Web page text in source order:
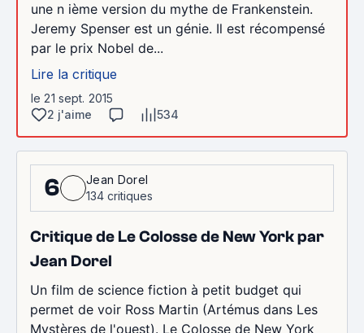
une n ième version du mythe de Frankenstein.
Jeremy Spenser est un génie. Il est récompensé
par le prix Nobel de...
Lire la critique
le 21 sept. 2015
2 j'aime
534
6
Jean Dorel
134 critiques
Critique de Le Colosse de New York par
Jean Dorel
Un film de science fiction à petit budget qui
permet de voir Ross Martin (Artémus dans Les
Mystères de l'ouest). Le Colosse de New York